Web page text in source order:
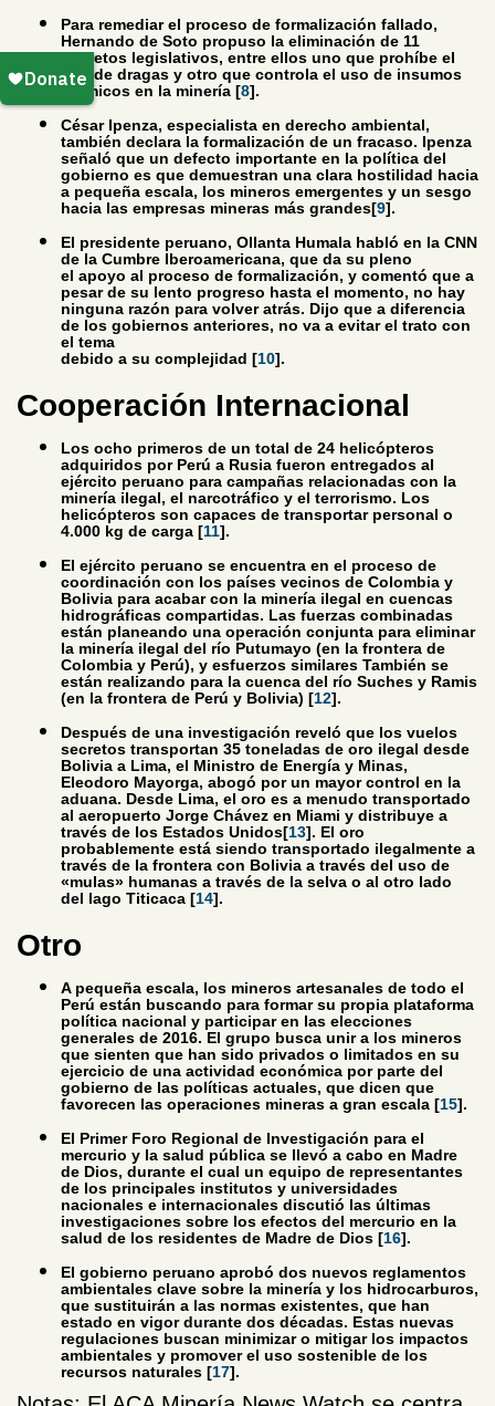
Para remediar el proceso de formalización fallado,
Hernando de Soto propuso la eliminación de 11
decretos legislativos, entre ellos uno que prohíbe el
uso de dragas y otro que controla el uso de insumos
químicos en la minería [8].
César Ipenza, especialista en derecho ambiental,
también declara la formalización de un fracaso. Ipenza
señaló que un defecto importante en la política del
gobierno es que demuestran una clara hostilidad hacia
a pequeña escala, los mineros emergentes y un sesgo
hacia las empresas mineras más grandes[9].
El presidente peruano, Ollanta Humala habló en la CNN
de la Cumbre Iberoamericana, que da su pleno
el apoyo al proceso de formalización, y comentó que a
pesar de su lento progreso hasta el momento, no hay
ninguna razón para volver atrás. Dijo que a diferencia
de los gobiernos anteriores, no va a evitar el trato con
el tema
debido a su complejidad [10].
Cooperación Internacional
Los ocho primeros de un total de 24 helicópteros
adquiridos por Perú a Rusia fueron entregados al
ejército peruano para campañas relacionadas con la
minería ilegal, el narcotráfico y el terrorismo. Los
helicópteros son capaces de transportar personal o
4.000 kg de carga [11].
El ejército peruano se encuentra en el proceso de
coordinación con los países vecinos de Colombia y
Bolivia para acabar con la minería ilegal en cuencas
hidrográficas compartidas. Las fuerzas combinadas
están planeando una operación conjunta para eliminar
la minería ilegal del río Putumayo (en la frontera de
Colombia y Perú), y esfuerzos similares También se
están realizando para la cuenca del río Suches y Ramis
(en la frontera de Perú y Bolivia) [12].
Después de una investigación reveló que los vuelos
secretos transportan 35 toneladas de oro ilegal desde
Bolivia a Lima, el Ministro de Energía y Minas,
Eleodoro Mayorga, abogó por un mayor control en la
aduana. Desde Lima, el oro es a menudo transportado
al aeropuerto Jorge Chávez en Miami y distribuye a
través de los Estados Unidos[13]. El oro
probablemente está siendo transportado ilegalmente a
través de la frontera con Bolivia a través del uso de
«mulas» humanas a través de la selva o al otro lado
del lago Titicaca [14].
Otro
A pequeña escala, los mineros artesanales de todo el
Perú están buscando para formar su propia plataforma
política nacional y participar en las elecciones
generales de 2016. El grupo busca unir a los mineros
que sienten que han sido privados o limitados en su
ejercicio de una actividad económica por parte del
gobierno de las políticas actuales, que dicen que
favorecen las operaciones mineras a gran escala [15].
El Primer Foro Regional de Investigación para el
mercurio y la salud pública se llevó a cabo en Madre
de Dios, durante el cual un equipo de representantes
de los principales institutos y universidades
nacionales e internacionales discutió las últimas
investigaciones sobre los efectos del mercurio en la
salud de los residentes de Madre de Dios [16].
El gobierno peruano aprobó dos nuevos reglamentos
ambientales clave sobre la minería y los hidrocarburos,
que sustituirán a las normas existentes, que han
estado en vigor durante dos décadas. Estas nuevas
regulaciones buscan minimizar o mitigar los impactos
ambientales y promover el uso sostenible de los
recursos naturales [17].